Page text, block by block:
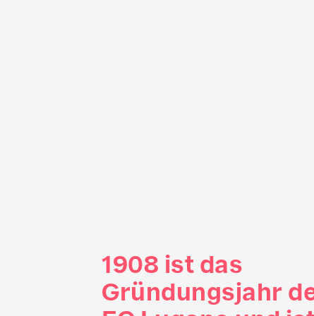
1908 ist das
Gründungsjahr